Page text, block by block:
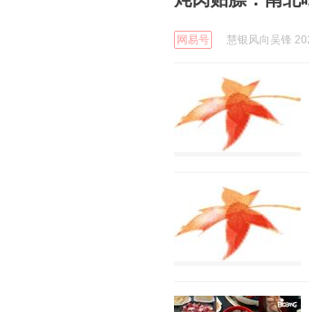
网易号 慧银风向吴锋